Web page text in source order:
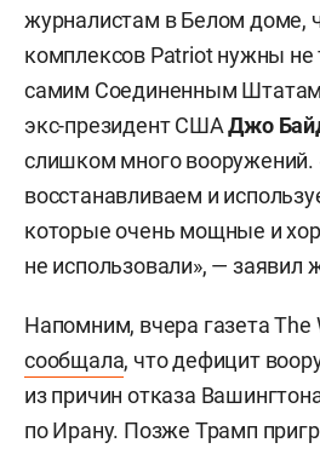
журналистам в Белом доме,
комплексов Patriot нужны не
самим Соединенным
экс-президент СШАДжо
слишком много вооружений.
восстанавливаем и
которые очень мощные и
не использовали», — заявил
Напомним, вчера газета The
сообщала, что дефицит
из причин отказа
по Ирану. Позже Трамп